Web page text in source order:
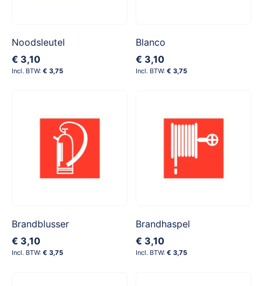
Noodsleutel
€ 3,10
€ 3,75
Blanco
€ 3,10
€ 3,75
Brandblusser
€ 3,10
€ 3,75
Brandhaspel
€ 3,10
€ 3,75